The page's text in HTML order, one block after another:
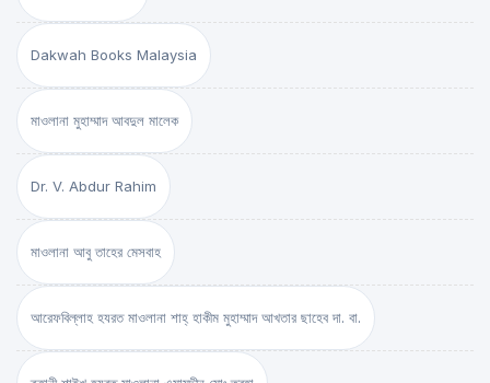
Dakwah Books Malaysia
মাওলানা মুহাম্মাদ আবদুল মালেক
Dr. V. Abdur Rahim
মাওলানা আবু তাহের মেসবাহ
আরেফবিল্লাহ হযরত মাওলানা শাহ্ হাকীম মুহাম্মাদ আখতার ছাহেব দা. বা.